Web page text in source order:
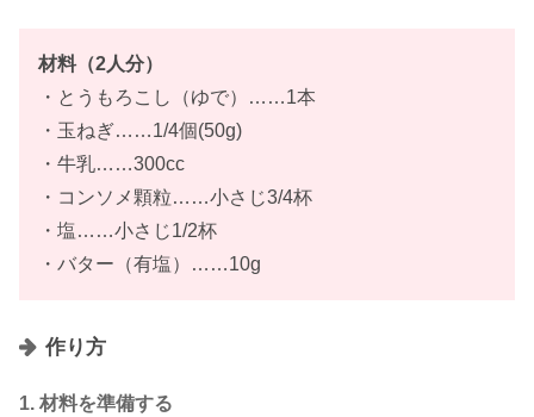
材料（2人分）
・とうもろこし（ゆで）……1本
・玉ねぎ……1/4個(50g)
・牛乳……300cc
・コンソメ顆粒……小さじ3/4杯
・塩……小さじ1/2杯
・バター（有塩）……10g
作り方
1. 材料を準備する